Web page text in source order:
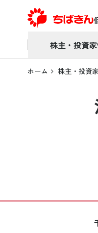
株主・投資
ホーム 株主・投資